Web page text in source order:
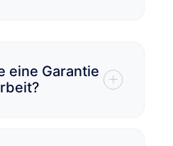
eine Garantie